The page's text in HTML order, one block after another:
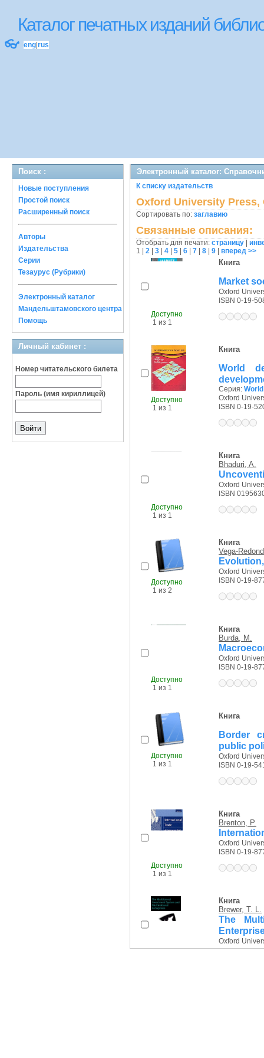
Каталог печатных изданий
👓 eng rus
Поиск :
Новые поступления
Простой поиск
Расширенный поиск
Авторы
Издательства
Серии
Тезаурус (Рубрики)
Электронный каталог
Мандельштамовского центра
Помощь
Личный кабинет :
Номер читательского билета
Пароль (имя кириллицей)
Электронный каталог:
К списку издательств
Oxford University Press,
Сортировать по: заглавию
Связанные описания:
Отобрать для печати: страницу
1
2 3 4 5 6 7 8 9 вперед >>
Доступно
1 из 1
Книга
Market
Oxford
ISBN 0-19-
Доступно
1 из 1
Книга
World
Серия:
Oxford
ISBN 0-19-
Доступно
1 из 1
Книга
Bhaduri, A.
Oxford
ISBN
Доступно
1 из 2
Книга
Vega-
Oxford
ISBN 0-19-
Доступно
1 из 1
Книга
Burda, M.
Oxford
ISBN 0-19-
Доступно
1 из 1
Книга
Border
public
Oxford
ISBN 0-19-
Доступно
1 из 1
Книга
Brenton, P.
Oxford
ISBN 0-19-
Книга
Brewer, T. L.
The
Oxford